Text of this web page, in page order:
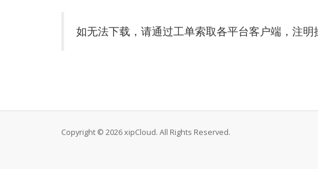
如无法下载，请通过工单索取各平台客户端，注
Copyright © 2026 xipCloud. All Rights Reserved.